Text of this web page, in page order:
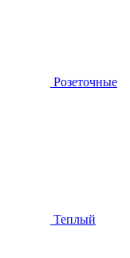
Розеточные
Теплый